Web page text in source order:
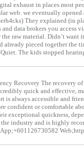
exhaust in places most
web. we eventually
They explained (in
data brokers you access
raw material. Didn’t want
already pieced together the
The kids stopped
Recovery The recovery
quick and effective,
is always accessible and
confident or comfortable
exceptional quickness,
industry and is highly